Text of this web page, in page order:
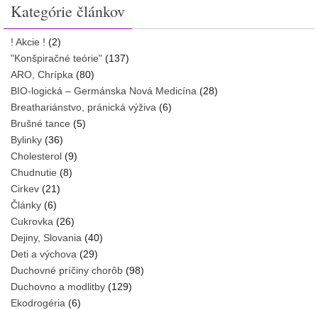
Kategórie článkov
! Akcie ! (2)
"Konšpiračné teórie" (137)
ARO, Chrípka (80)
BIO-logická – Germánska Nová Medicína (28)
Breathariánstvo, pránická výživa (6)
Brušné tance (5)
Bylinky (36)
Cholesterol (9)
Chudnutie (8)
Cirkev (21)
Články (6)
Cukrovka (26)
Dejiny, Slovania (40)
Deti a výchova (29)
Duchovné príčiny chorôb (98)
Duchovno a modlitby (129)
Ekodrogéria (6)